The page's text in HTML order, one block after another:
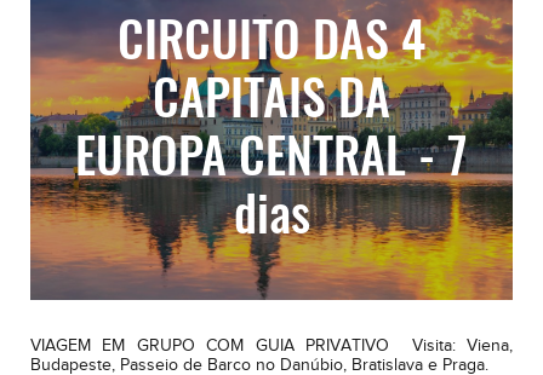
CIRCUITO DAS 4
CAPITAIS DA
EUROPA CENTRAL - 7
dias
VIAGEM EM GRUPO COM GUIA PRIVATIVO Visita: Viena,
Budapeste, Passeio de Barco no Danúbio, Bratislava e Praga.